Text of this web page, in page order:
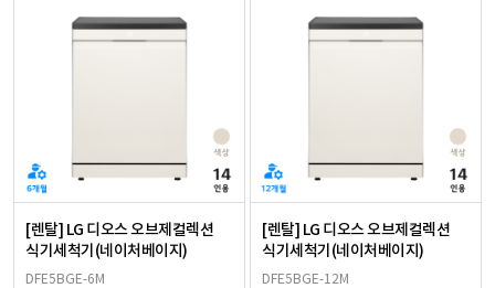
[렌탈] LG 디오스 오브제컬렉션
식기세척기(네이처베이지)
DFE5BGE-6M
[렌탈] LG 디오스 오브제컬렉션
식기세척기(네이처베이지)
DFE5BGE-12M